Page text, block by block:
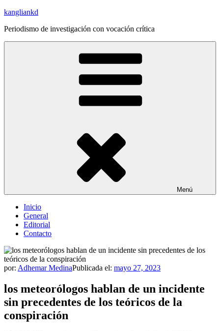
Saltar
contenido
kangliankd
Periodismo de investigación con vocación crítica
Menú
Inicio
General
Editorial
Contacto
por: Adhemar MedinaPublicada el: mayo 27, 2023
los meteorólogos hablan de un incidente
sin precedentes de los teóricos de la
conspiración